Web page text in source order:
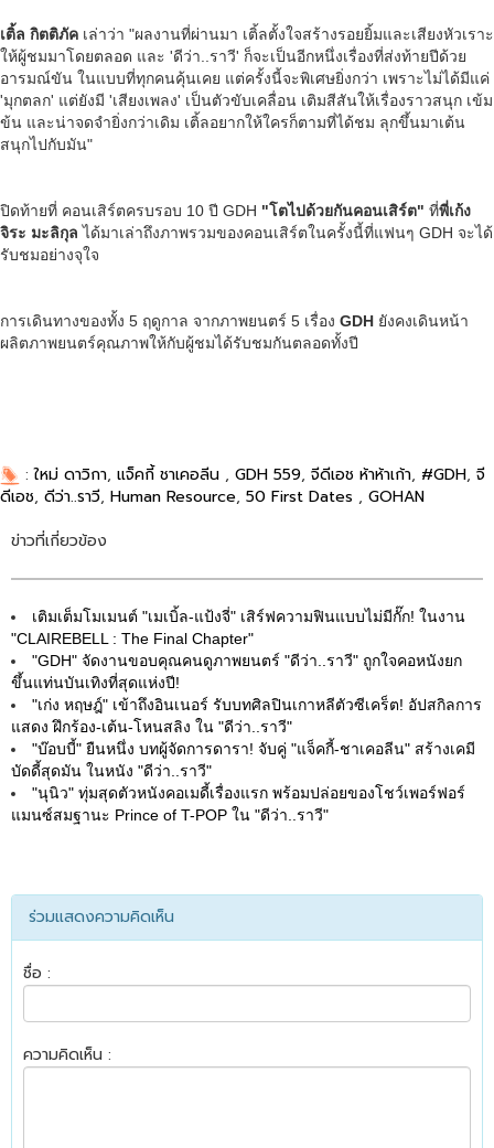
เติ้ล กิตติภัค เล่าว่า "ผลงานที่ผ่านมา เติ้ลตั้งใจสร้างรอยยิ้มและเสียงหัวเราะ
ให้ผู้ชมมาโดยตลอด และ 'ดีว่า..ราวี' ก็จะเป็นอีกหนึ่งเรื่องที่ส่งท้ายปีด้วย
อารมณ์ขัน ในแบบที่ทุกคนคุ้นเคย แต่ครั้งนี้จะพิเศษยิ่งกว่า เพราะไม่ได้มีแค่
'มุกตลก' แต่ยังมี 'เสียงเพลง' เป็นตัวขับเคลื่อน เติมสีสันให้เรื่องราวสนุก เข้ม
ข้น และน่าจดจำยิ่งกว่าเดิม เติ้ลอยากให้ใครก็ตามที่ได้ชม ลุกขึ้นมาเต้น
สนุกไปกับมัน"
ปิดท้ายที่ คอนเสิร์ตครบรอบ 10 ปี GDH "โตไปด้วยกันคอนเสิร์ต" ที่พี่เก้ง
จิระ มะลิกุล ได้มาเล่าถึงภาพรวมของคอนเสิร์ตในครั้งนี้ที่แฟนๆ GDH จะได้
รับชมอย่างจุใจ
การเดินทางของทั้ง 5 ฤดูกาล จากภาพยนตร์ 5 เรื่อง GDH ยังคงเดินหน้า
ผลิตภาพยนตร์คุณภาพให้กับผู้ชมได้รับชมกันตลอดทั้งปี
:ใหม่ ดาวิกา, แจ็คกี้ ชาเคอลีน , GDH 559, จีดีเอช ห้าห้าเก้า, #GDH, จี
ดีเอช, ดีว่า..ราวี, Human Resource, 50 First Dates , GOHAN
ข่าวที่เกี่ยวข้อง
เติมเต็มโมเมนต์ "เมเบิ้ล-แป้งจี่" เสิร์ฟความฟินแบบไม่มีกั๊ก! ในงาน
"CLAIREBELL : The Final Chapter"
"GDH" จัดงานขอบคุณคนดูภาพยนตร์ "ดีว่า..ราวี" ถูกใจคอหนังยก
ขึ้นแท่นบันเทิงที่สุดแห่งปี!
"เก่ง หฤษฎ์" เข้าถึงอินเนอร์ รับบทศิลปินเกาหลีตัวซีเคร็ต! อัปสกิลการ
แสดง ฝึกร้อง-เต้น-โหนสลิง ใน "ดีว่า..ราวี"
"บ๊อบบี้" ยืนหนึ่ง บทผู้จัดการดารา! จับคู่ "แจ็คกี้-ชาเคอลีน" สร้างเคมี
บัดดี้สุดมัน ในหนัง "ดีว่า..ราวี"
"นุนิว" ทุ่มสุดตัวหนังคอเมดี้เรื่องแรก พร้อมปล่อยของโชว์เพอร์ฟอร์
แมนซ์สมฐานะ Prince of T-POP ใน "ดีว่า..ราวี"
ร่วมแสดงความคิดเห็น
ชื่อ :
ความคิดเห็น :